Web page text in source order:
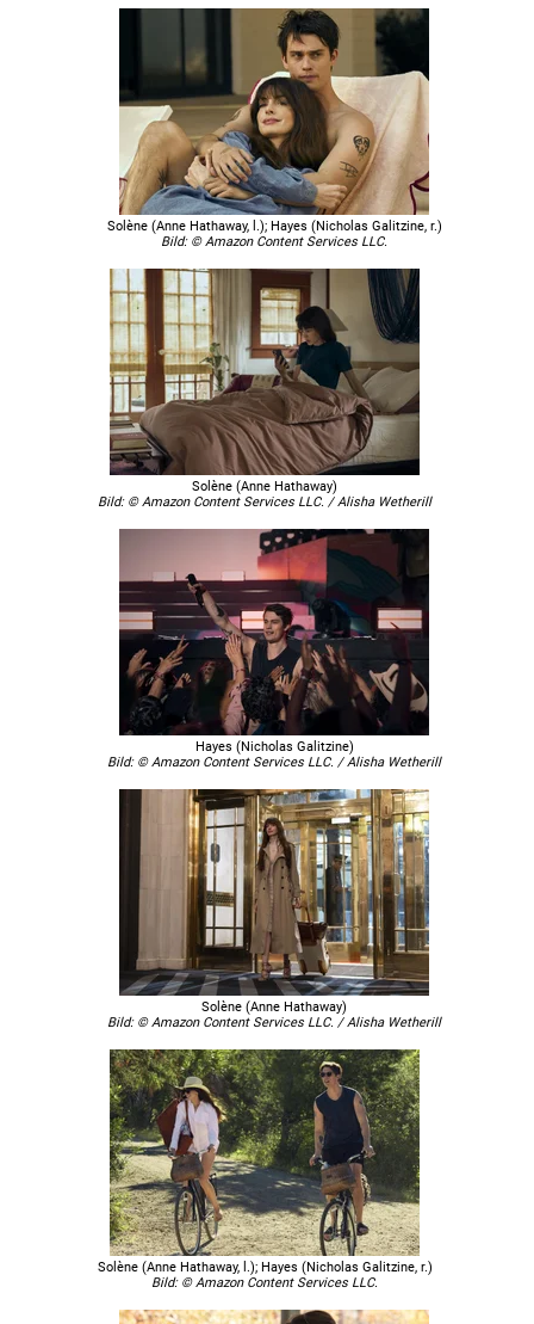
Solène (Anne Hathaway, l.); Hayes (Nicholas Galitzine, r.)
Bild: © Amazon Content Services LLC.
Solène (Anne Hathaway)
Bild: © Amazon Content Services LLC. / Alisha Wetherill
Hayes (Nicholas Galitzine)
Bild: © Amazon Content Services LLC. / Alisha Wetherill
Solène (Anne Hathaway)
Bild: © Amazon Content Services LLC. / Alisha Wetherill
Solène (Anne Hathaway, l.); Hayes (Nicholas Galitzine, r.)
Bild: © Amazon Content Services LLC.